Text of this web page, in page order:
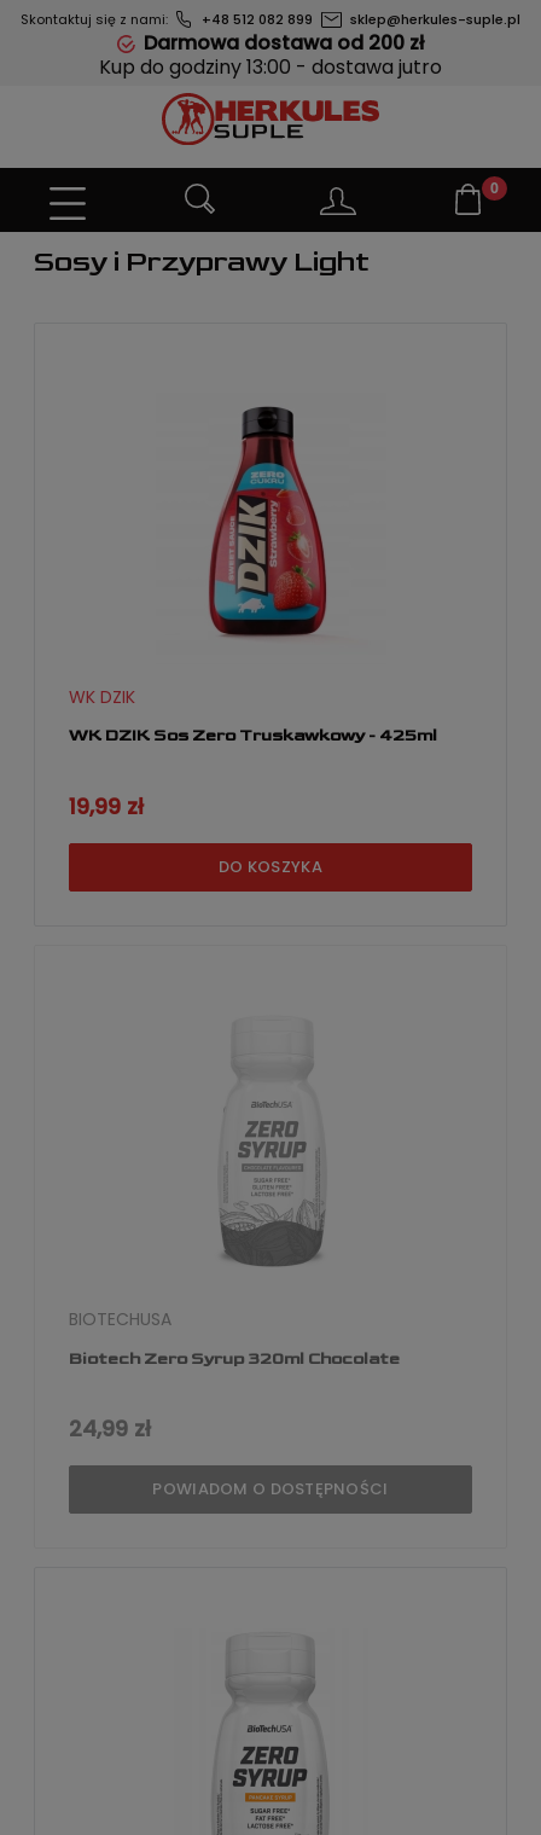
Skontaktuj się z nami: +48 512 082 899 sklep@herkules-suple.pl
Darmowa dostawa od 200 zł
Kup do godziny 13:00 - dostawa jutro
Sosy i Przyprawy Light
WK DZIK Sos Zero Truskawkowy - 425ml
WK DZIK
19,99 zł
DO KOSZYKA
Biotech Zero Syrup 320ml Chocolate
BIOTECHUSA
24,99 zł
POWIADOM O DOSTĘPNOŚCI